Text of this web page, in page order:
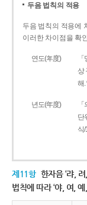
두음 법칙의 적용
두음 법칙의 적용에
이러한 차이점을 확
연도(年度)
상
해.
년도(年度)
단
식
제11항 한자음 ‘랴,
법칙에 따라 ‘야, 여,